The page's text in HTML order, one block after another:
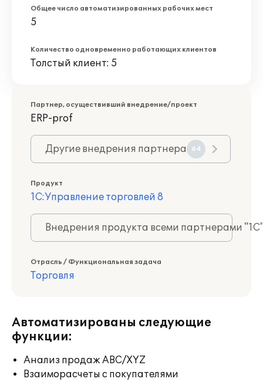
Общее число автоматизированных рабочих мест
5
Количество одновременно работающих клиентов
Толстый клиент: 5
Партнер, осуществивший внедрение/проект
ERP-prof
Другие внедрения партнера 64
Продукт
1С:Управление торговлей 8
Внедрения продукта всеми партнерами
Отрасль / Функциональная задача
Торговля
Автоматизированы следующие
функции:
Анализ продаж ABC/XYZ
Взаиморасчеты с покупателями